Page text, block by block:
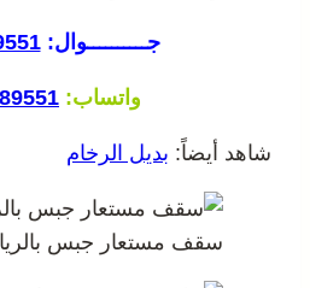
جــــــــــوال:
واتساب:
شاهد أيضاً: بديل الرخام
سقف مستعار جبس